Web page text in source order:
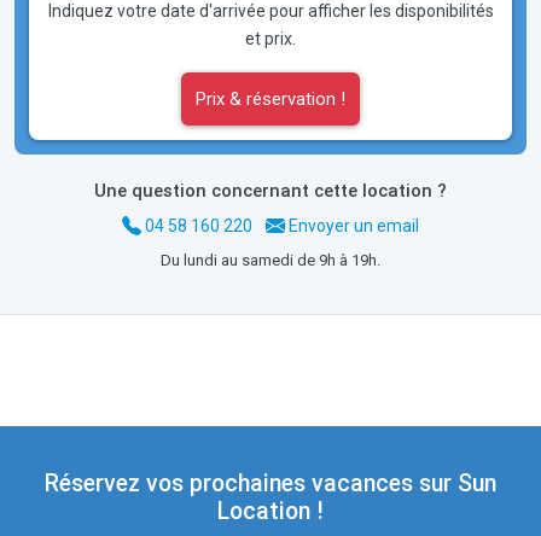
Indiquez votre date d'arrivée pour afficher les disponibilités
et prix.
Prix & réservation !
Une question concernant cette location ?
04 58 160 220 Envoyer un email
Du lundi au samedi de 9h à 19h.
Réservez vos prochaines vacances sur Sun
Location !